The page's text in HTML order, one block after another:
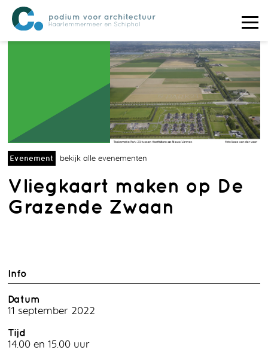
Evenement bekijk alle evenementen
Vliegkaart maken op De
Grazende Zwaan
Info
Datum
11 september 2022
Tijd
14.00 en 15.00 uur